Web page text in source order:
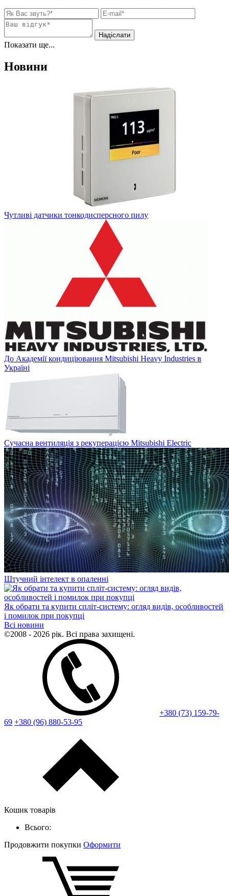
Показати ще...
Новини
Чутливі датчики тонкодисперсного пилу
До Академії кондиціювання Mitsubishi Heavy Industries в
Україні
Сучасна вентиляція з рекуперацією Mitsubishi Electric
Штучний інтелект в опаленні
Як обрати та купити спліт-систему: огляд видів, особливостей
і помилок при покупці
Всі новини
©2008 - 2026 рік. Всі права захищені.
+380 (73) 159-79-
69 +380 (96) 880-53-95
Кошик товарів
Всього:
Продовжити покупки Оформити